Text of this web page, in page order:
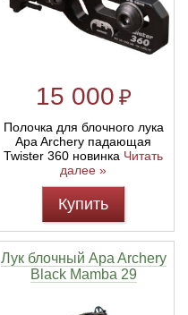
15 000 ₽
Полочка для блочного лука
Apa Archery падающая
Twister 360 новинка Читать
далее »
Купить
Лук блочный Apa Archery
Black Mamba 29